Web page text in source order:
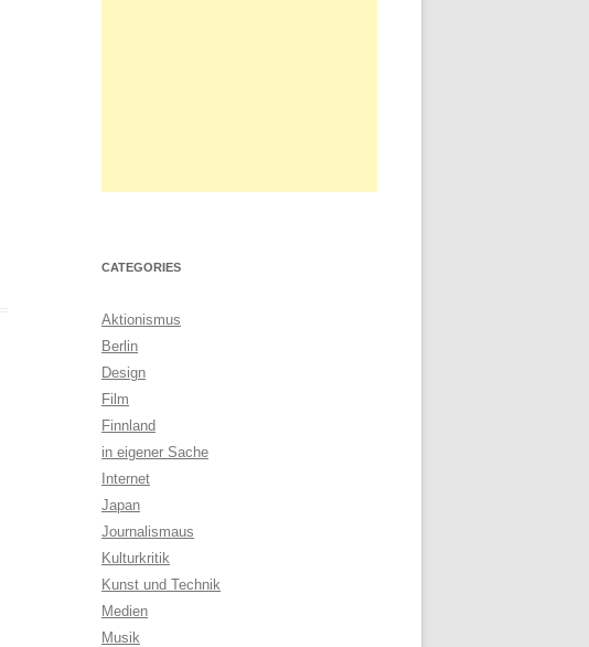
CATEGORIES
Aktionismus
Berlin
Design
Film
Finnland
in eigener Sache
Internet
Japan
Journalismaus
Kulturkritik
Kunst und Technik
Medien
Musik